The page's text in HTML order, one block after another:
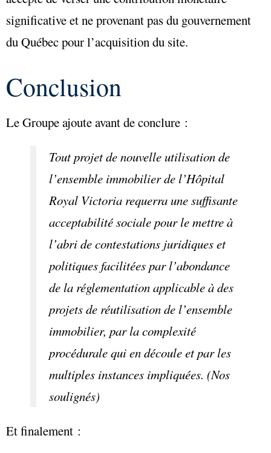
significative et ne provenant pas du gouvernement
du Québec pour l’acquisition du site.
Conclusion
Le Groupe ajoute avant de conclure :
Tout projet de nouvelle utilisation de
l’ensemble immobilier de l’Hôpital
Royal Victoria requerra une suffisante
acceptabilité sociale pour le mettre à
l’abri de contestations juridiques et
politiques facilitées par l’abondance
de la réglementation applicable à des
projets de réutilisation de l’ensemble
immobilier, par la complexité
procédurale qui en découle et par les
multiples instances impliquées. (Nos
soulignés)
Et finalement :